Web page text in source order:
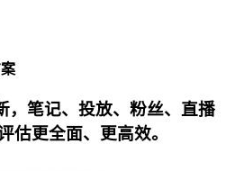
，笔记、投放、粉丝、直播
估更全面、更高效。